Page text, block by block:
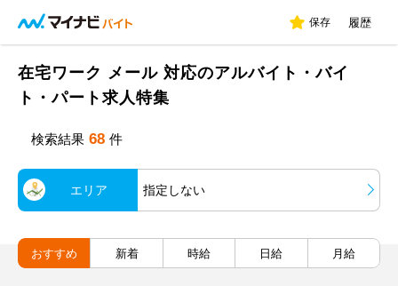
保存 履歴
在宅ワーク メール 対応のアルバイト・バイ
ト・パート求人特集
検索結果 68 件
エリア 指定しない
おすすめ 新着 時給 日給 月給